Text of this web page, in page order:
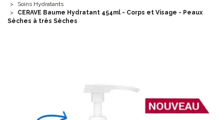
Soins Hydratants
CERAVE Baume Hydratant 454ml - Corps et Visage - Peaux
Sèches à très Sèches